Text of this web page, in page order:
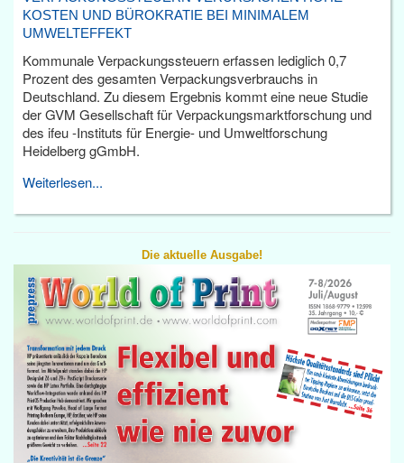
KOSTEN UND BÜROKRATIE BEI MINIMALEM
UMWELTEFFEKT
Kommunale Verpackungssteuern erfassen lediglich 0,7
Prozent des gesamten Verpackungsverbrauchs in
Deutschland. Zu diesem Ergebnis kommt eine neue Studie
der GVM Gesellschaft für Verpackungsmarktforschung und
des ifeu -Instituts für Energie- und Umweltforschung
Heidelberg gGmbH.
Weiterlesen...
Die aktuelle Ausgabe!